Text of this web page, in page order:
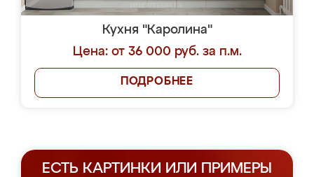
Кухня "Каролина"
Цена: от 36 000 руб. за п.м.
ПОДРОБНЕЕ
ЕСТЬ КАРТИНКИ ИЛИ ПРИМЕРЫ